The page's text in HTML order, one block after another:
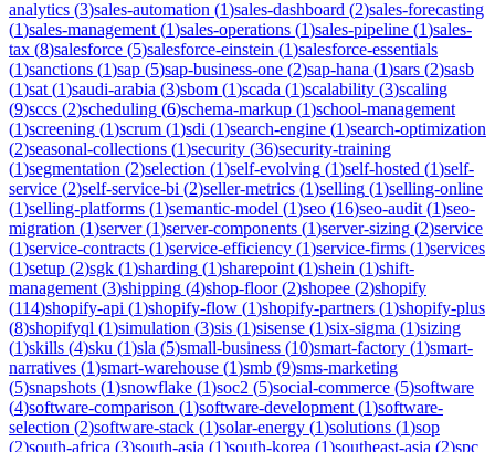
analytics (3)sales-automation (1)sales-dashboard (2)sales-forecasting
(1)sales-management (1)sales-operations (1)sales-pipeline (1)sales-
tax (8)salesforce (5)salesforce-einstein (1)salesforce-essentials
(1)sanctions (1)sap (5)sap-business-one (2)sap-hana (1)sars (2)sasb
(1)sat (1)saudi-arabia (3)sbom (1)scada (1)scalability (3)scaling
(9)sccs (2)scheduling (6)schema-markup (1)school-management
(1)screening (1)scrum (1)sdi (1)search-engine (1)search-optimization
(2)seasonal-collections (1)security (36)security-training
(1)segmentation (2)selection (1)self-evolving (1)self-hosted (1)self-
service (2)self-service-bi (2)seller-metrics (1)selling (1)selling-online
(1)selling-platforms (1)semantic-model (1)seo (16)seo-audit (1)seo-
migration (1)server(1)server-components (1)server-sizing (2)service
(1)service-contracts (1)service-efficiency (1)service-firms (1)services
(1)setup (2)sgk (1)sharding (1)sharepoint (1)shein (1)shift-
management (3)shipping (4)shop-floor(2)shopee (2)shopify
(114)shopify-api (1)shopify-flow (1)shopify-partners (1)shopify-plus
(8)shopifyql (1)simulation (3)sis (1)sisense (1)six-sigma (1)sizing
(1)skills (4)sku (1)sla (5)small-business (10)smart-factory (1)smart-
narratives (1)smart-warehouse (1)smb (9)sms-marketing
(5)snapshots (1)snowflake (1)soc2 (5)social-commerce (5)software
(4)software-comparison (1)software-development (1)software-
selection (2)software-stack (1)solar-energy (1)solutions (1)sop
(2)south-africa (3)south-asia (1)south-korea (1)southeast-asia (2)spc